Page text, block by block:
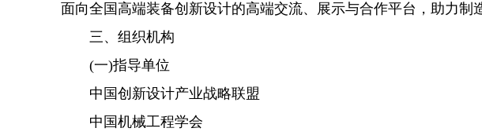
面向全国高端装备创新设计的高端交流、展示与合作平台，助力制
三、组织机构
(一)指导单位
中国创新设计产业战略联盟
中国机械工程学会